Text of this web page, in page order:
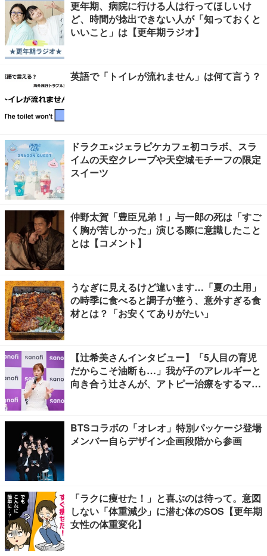
更年期、病院に行ける人は行ってほしいけ
ど、時間が捻出できない人が「知っておくと
いいこと」は【更年期ラジオ】
英語で「トイレが流れません」は何て言う？
ドラクエ×ジェラピケカフェ初コラボ、スラ
イムの天空クレープや天空城モチーフの限定
スイーツ
仲野太賀「豊臣兄弟！」与一郎の死は「すご
く胸が苦しかった」演じる際に意識したこと
とは【コメント】
うなぎに見えるけど違います…「夏の土用」
の時季に食べると調子が整う、意外すぎる食
材とは？「お安くてありがたい」
【辻希美さんインタビュー】「5人目の育児
だからこそ油断も…」我が子のアレルギーと
向き合う辻さんが、アトピー治療をするママ
BTSコラボの「オレオ」特別パッケージ登場
メンバー自らデザイン企画段階から参画
「ラクに痩せた！」と喜ぶのは待って。意図
しない「体重減少」に潜む体のSOS【更年期
女性の体重変化】